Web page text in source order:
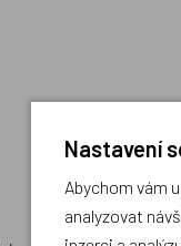
Nastavení
Abychom vám
analyzovat